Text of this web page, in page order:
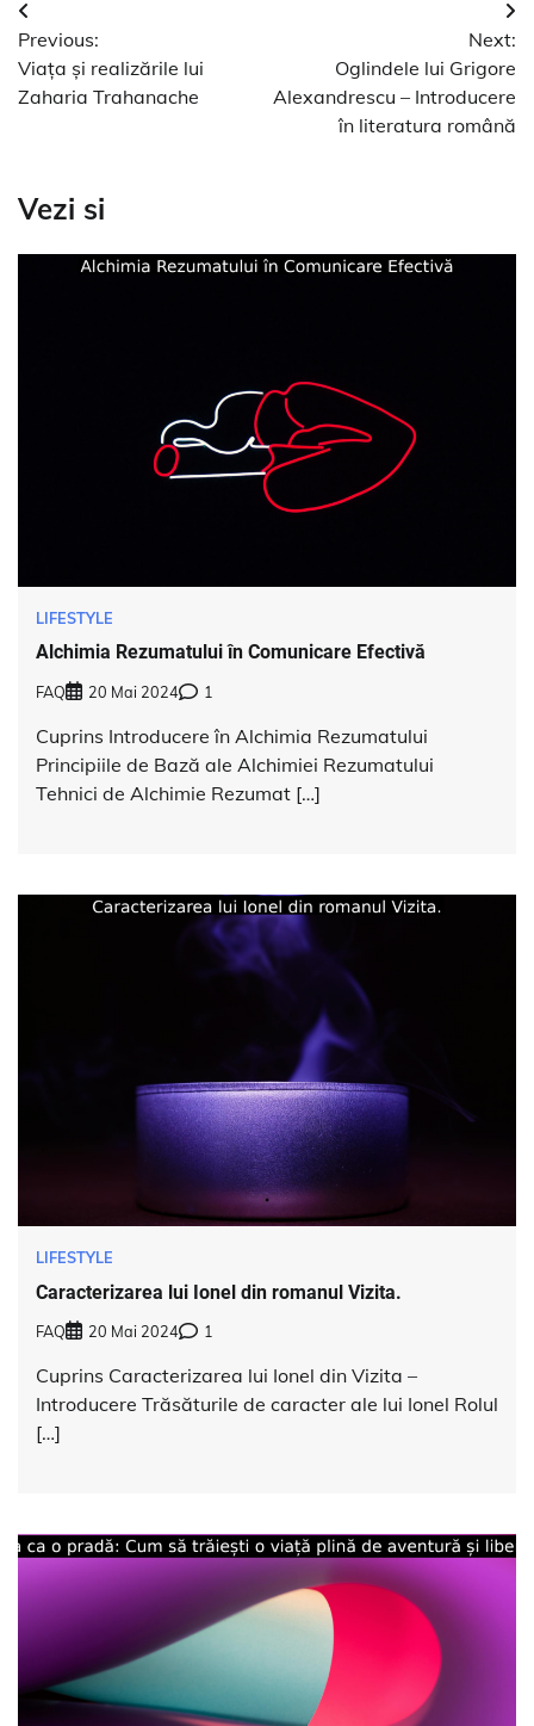
Navigare
în
articole
Previous:
Viața și realizările lui
Zaharia Trahanache
Next:
Oglindele lui Grigore
Alexandrescu – Introducere
în literatura română
Vezi si
LIFESTYLE
Alchimia Rezumatului în Comunicare Efectivă
FAQ 20 Mai 2024 1
Cuprins Introducere în Alchimia Rezumatului
Principiile de Bază ale Alchimiei Rezumatului
Tehnici de Alchimie Rezumat […]
LIFESTYLE
Caracterizarea lui Ionel din romanul Vizita.
FAQ 20 Mai 2024 1
Cuprins Caracterizarea lui Ionel din Vizita –
Introducere Trăsăturile de caracter ale lui Ionel Rolul
[…]